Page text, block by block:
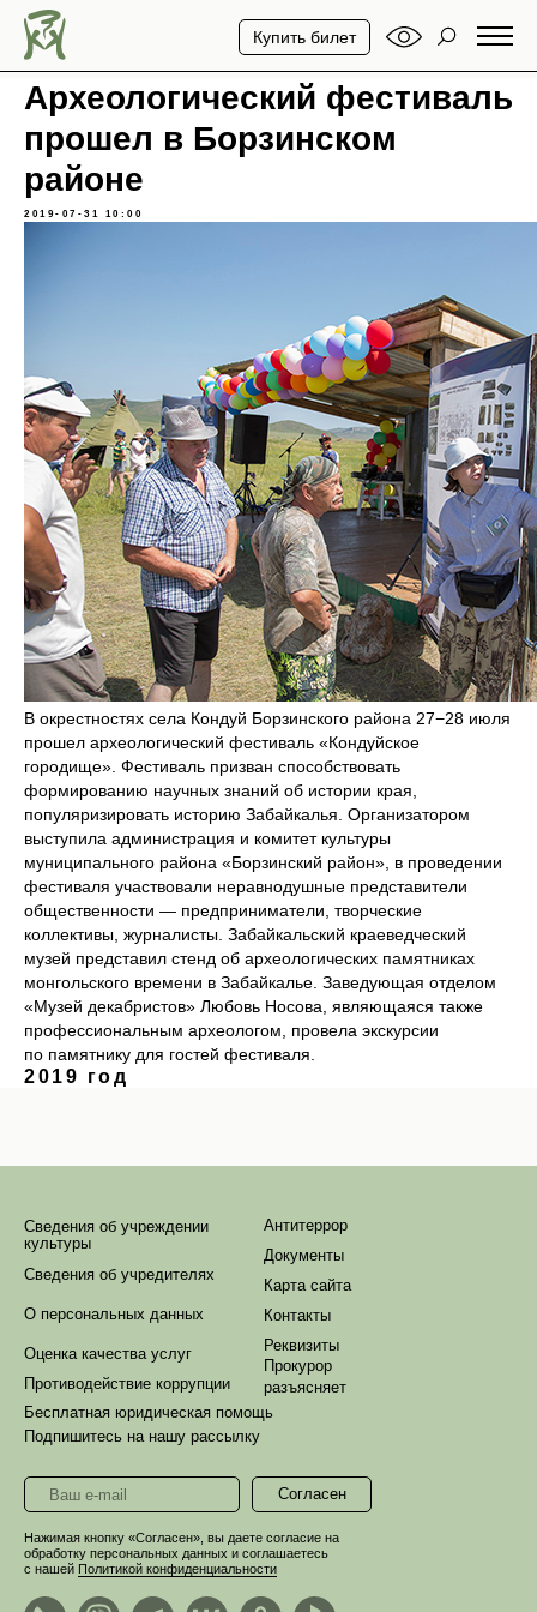
Купить билет
Археологический фестиваль
прошел в Борзинском
районе
2019-07-31 10:00
В окрестностях села Кондуй Борзинского района 27−28 июля
прошел археологический фестиваль «Кондуйское
городище». Фестиваль призван способствовать
формированию научных знаний об истории края,
популяризировать историю Забайкалья. Организатором
выступила администрация и комитет культуры
муниципального района «Борзинский район», в проведении
фестиваля участвовали неравнодушные представители
общественности — предприниматели, творческие
коллективы, журналисты. Забайкальский краеведческий
музей представил стенд об археологических памятниках
монгольского времени в Забайкалье. Заведующая отделом
«Музей декабристов» Любовь Носова, являющаяся также
профессиональным археологом, провела экскурсии
по памятнику для гостей фестиваля.
2019 год
Нажимая кнопку «Согласен», вы даете согласие на
обработку персональных данных и соглашаетесь
с нашей Политикой конфиденциальности
Подпишитесь на нашу рассылку
Согласен
Реквизиты
Контакты
Карта сайта
Документы
Антитеррор
Противодействие коррупции
Оценка качества услуг
О персональных данных
Сведения об учредителях
Сведения об учреждении
культуры
Бесплатная юридическая помощь
Прокурор
разъясняет